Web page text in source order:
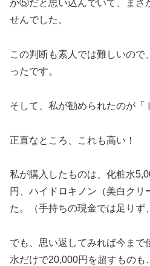
か⑤だと思い込んでいて、まさ
せんでした。
この判断も素人では難しいの
ったです。
そして、私が勧められたのが「
正直なところ、これも高い！
私が購入したものは、化粧水
円、ハイドロキノン（美白クリ
た。（手持ちの現金では足りず
でも、思い返してみれば今まで
水だけで20,000円を超すもの